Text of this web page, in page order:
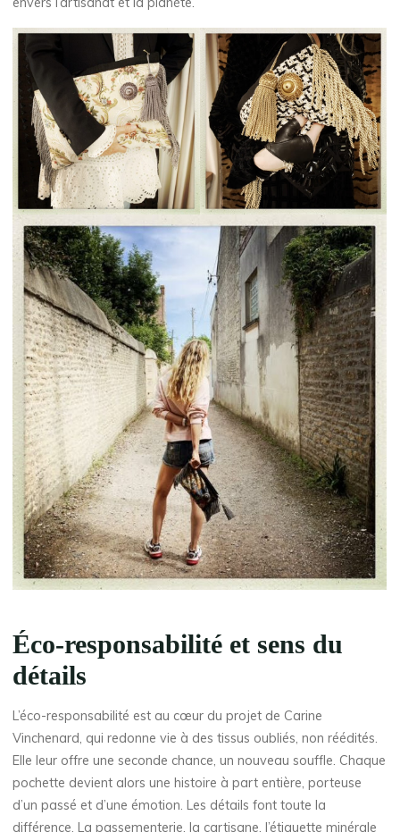
envers l’artisanat et la planète.
Éco-responsabilité et sens du
détails
L’éco-responsabilité est au cœur du projet de Carine
Vinchenard, qui redonne vie à des tissus oubliés, non réédités.
Elle leur offre une seconde chance, un nouveau souffle. Chaque
pochette devient alors une histoire à part entière, porteuse
d’un passé et d’une émotion. Les détails font toute la
différence. La passementerie, la cartisane, l’étiquette minérale